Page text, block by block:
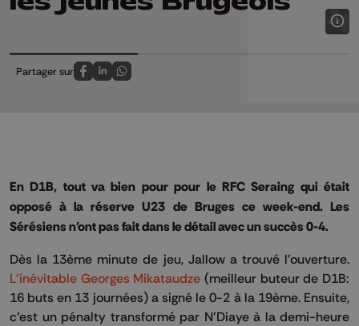
Partager sur
Partagez sur FaceBook
Partagez sur LinkedIn
Partagez sur Whatsapp
En D1B, tout va bien pour pour le RFC Seraing qui était
opposé à la réserve U23 de Bruges ce week-end. Les
Sérésiens n'ont pas fait dans le détail avec un succès 0-4.
Dès la 13ème minute de jeu, Jallow a trouvé l'ouverture.
L'inévitable Georges Mikataudze (meilleur buteur de D1B:
16 buts en 13 journées) a signé le 0-2 à la 19ème. Ensuite,
c'est un pénalty transformé par N'Diaye à la demi-heure